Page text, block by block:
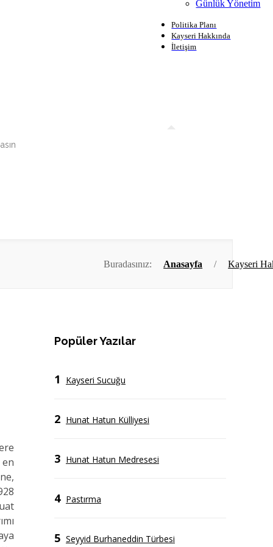
Günlük Yönetim
Politika Planı
Kayseri Hakkında
İletişim
Buradasınız: Anasayfa / Kayseri
Popüler Yazılar
1 Kayseri Sucuğu
2 Hunat Hatun Külliyesi
3 Hunat Hatun Medresesi
4 Pastırma
5 Seyyid Burhaneddin Türbesi